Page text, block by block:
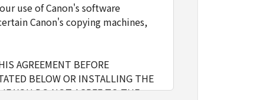
use of Canon's software
Canon's copying machines,
AGREEMENT BEFORE
BELOW OR INSTALLING THE
YOU DO NOT AGREE TO THE